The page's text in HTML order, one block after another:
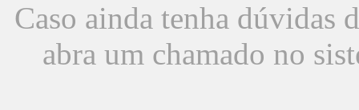
Caso ainda tenha dúvidas
abra um chamado no